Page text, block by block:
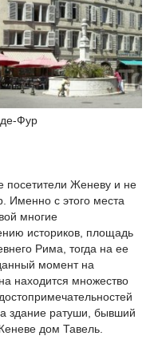
Фур
посетители Женеву и не
Именно с этого места
многие
историков, площадь
Рима, тогда на ее
момент на
находится множество
здание ратуши, бывший
дом Тавель.